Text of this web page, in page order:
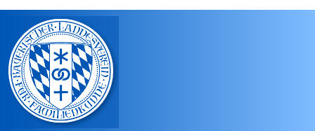
Direkt zum Inhalt